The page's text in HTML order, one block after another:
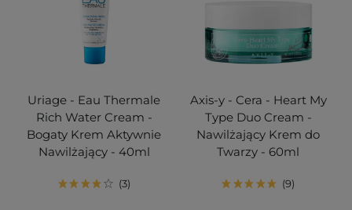
Uriage - Eau Thermale
Rich Water Cream -
Bogaty Krem Aktywnie
Nawilżający - 40ml
3
Axis-y - Cera - Heart My
Type Duo Cream -
Nawilżający Krem do
Twarzy - 60ml
9